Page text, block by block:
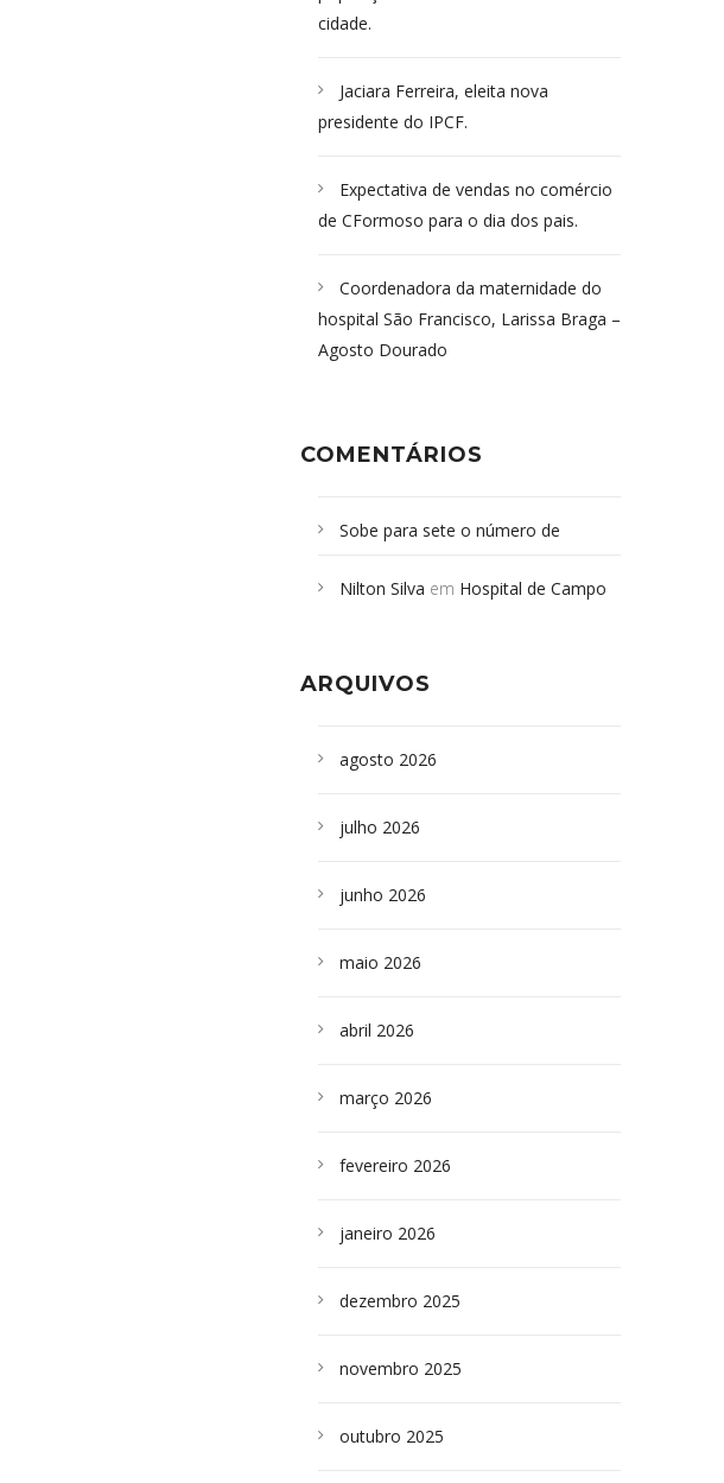
cidade.
Jaciara Ferreira, eleita nova
presidente do IPCF.
Expectativa de vendas no comércio
de CFormoso para o dia dos pais.
Coordenadora da maternidade do
hospital São Francisco, Larissa Braga –
Agosto Dourado
COMENTÁRIOS
Sobe para sete o número de
desabamento em São Paulo - Revista
sepultados em SP
Nilton Silva em Hospital de Campo
ARQUIVOS
agosto 2026
julho 2026
junho 2026
maio 2026
abril 2026
março 2026
fevereiro 2026
janeiro 2026
dezembro 2025
novembro 2025
outubro 2025